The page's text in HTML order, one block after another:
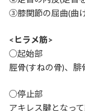
③膝関節の屈曲(曲
<ヒラメ筋>
○起始部
脛骨(すねの骨)、腓
○停止部
アキレス腱となっ